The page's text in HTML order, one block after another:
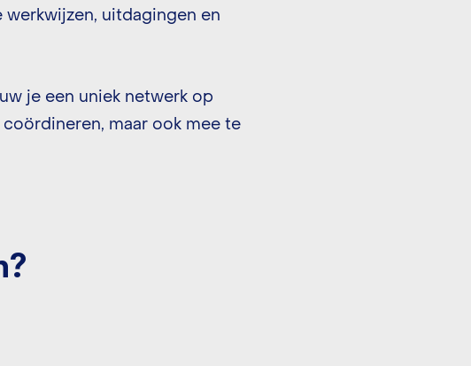
uitdagingen en
je een uniek netwerk op
maar ook mee te